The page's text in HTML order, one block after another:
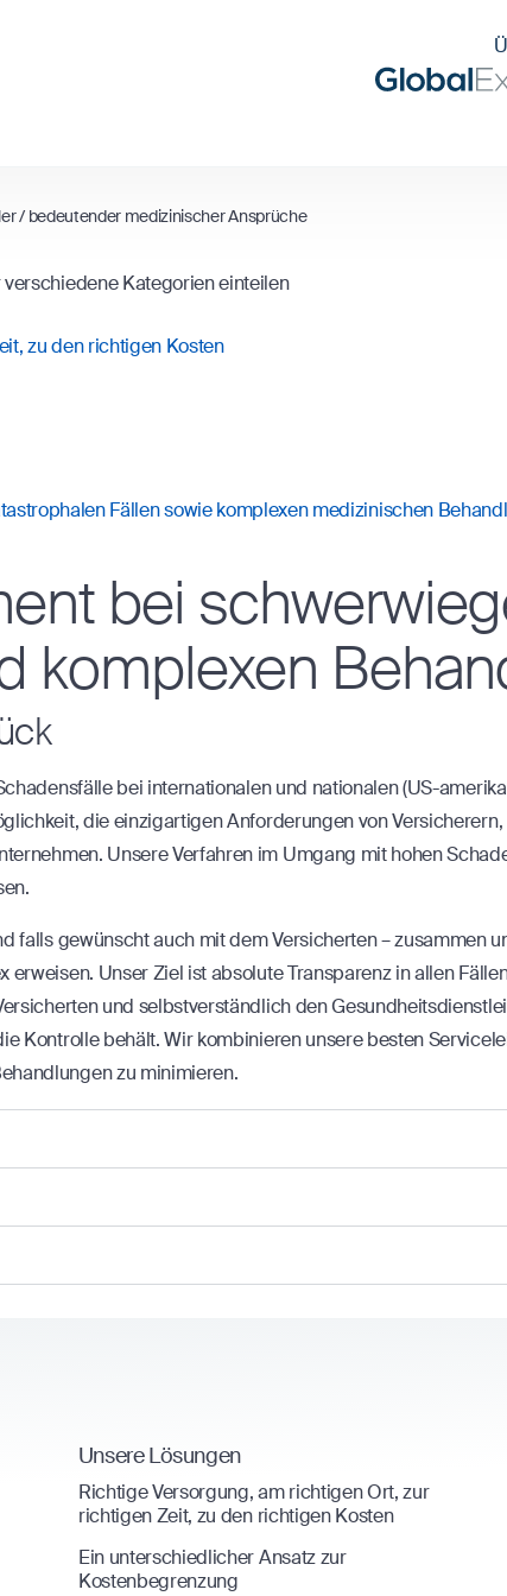
/ bedeutender medizinischer Ansprüche
Kategorien einteilen
zu den richtigen Kosten
Fällen sowie komplexen medizinischen
bei
komplexen
bei internationalen und nationalen (US-
die einzigartigen Anforderungen von
Unsere Verfahren im Umgang mit hohen
falls gewünscht auch mit dem Versicherten – zusammen
Unser Ziel ist absolute Transparenz in allen
und selbstverständlich den
Kontrolle behält. Wir kombinieren unsere besten
zu minimieren.
Unsere Lösungen
Richtige Versorgung, am richtigen Ort, zur
richtigen Zeit, zu den richtigen Kosten
Ein unterschiedlicher Ansatz zur
Kostenbegrenzung